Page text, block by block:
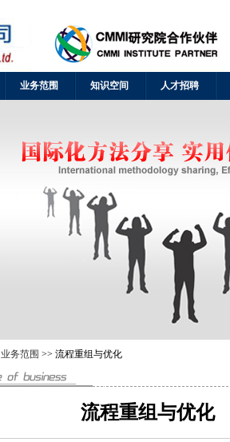
业务范围 知识空间 人才招聘
业务范围 >> 流程重组与优化
流程重组与优化